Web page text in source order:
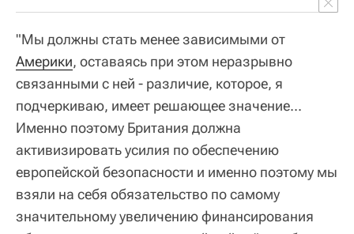
"Мы должны стать менее зависимыми от
Америки, оставаясь при этом неразрывно
связанными с ней - различие, которое, я
подчеркиваю, имеет решающее значение...
Именно поэтому Британия должна
активизировать усилия по обеспечению
европейской безопасности и именно поэтому мы
взяли на себя обязательство по самому
значительному увеличению финансирования